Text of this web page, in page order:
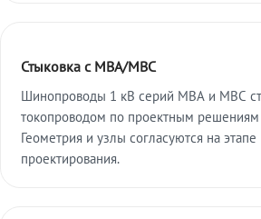
Стыковка с МВА/МВС
Шинопроводы 1 кВ серий МВА и МВС
токопроводом по проектным решениям
Геометрия и узлы согласуются на этапе
проектирования.